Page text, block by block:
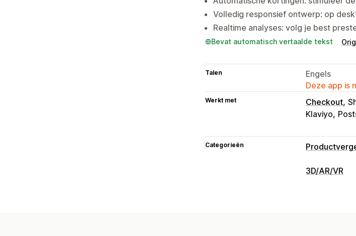
Volledig responsief ontwerp: op
Realtime analyses: volg je best
Bevat automatisch vertaalde tekst
Talen
Engels
Deze app is
Werkt met Checkout
Klaviyo
Categorieën
3D/AR/VR